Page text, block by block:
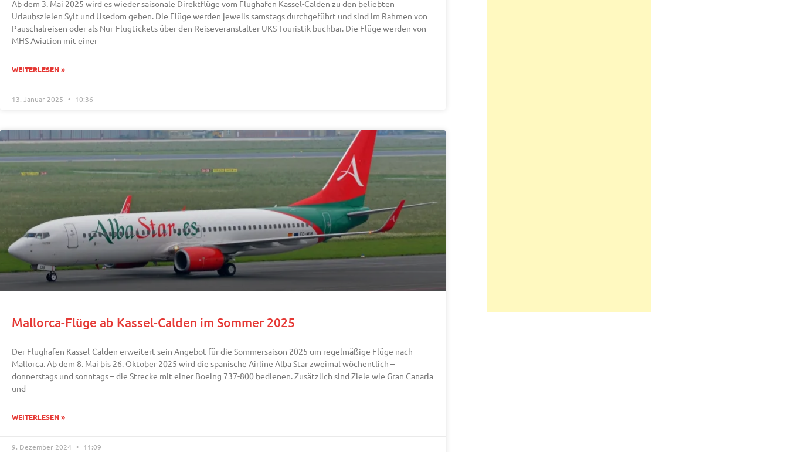
Ab dem 3. Mai 2025 wird es wieder saisonale Direktflüge vom Flughafen Kassel-Calden zu den beliebten
Urlaubszielen Sylt und Usedom geben. Die Flüge werden jeweils samstags durchgeführt und sind im Rahmen von
Pauschalreisen oder als Nur-Flugtickets über den Reiseveranstalter UKS Touristik buchbar. Die Flüge werden von
MHS Aviation mit einer
WEITERLESEN »
13. Januar 2025 10:36
Mallorca-Flüge ab Kassel-Calden im Sommer 2025
Der Flughafen Kassel-Calden erweitert sein Angebot für die Sommersaison 2025 um regelmäßige Flüge nach
Mallorca. Ab dem 8. Mai bis 26. Oktober 2025 wird die spanische Airline Alba Star zweimal wöchentlich –
donnerstags und sonntags – die Strecke mit einer Boeing 737-800 bedienen. Zusätzlich sind Ziele wie Gran Canaria
und
WEITERLESEN »
9. Dezember 2024 11:09